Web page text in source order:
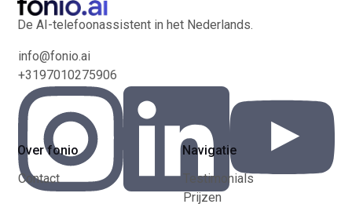
De AI-telefoonassistent in het Nederlands.
info@fonio.ai
+3197010275906
Navigatie
Testimonials
Prijzen
Over fonio
Contact